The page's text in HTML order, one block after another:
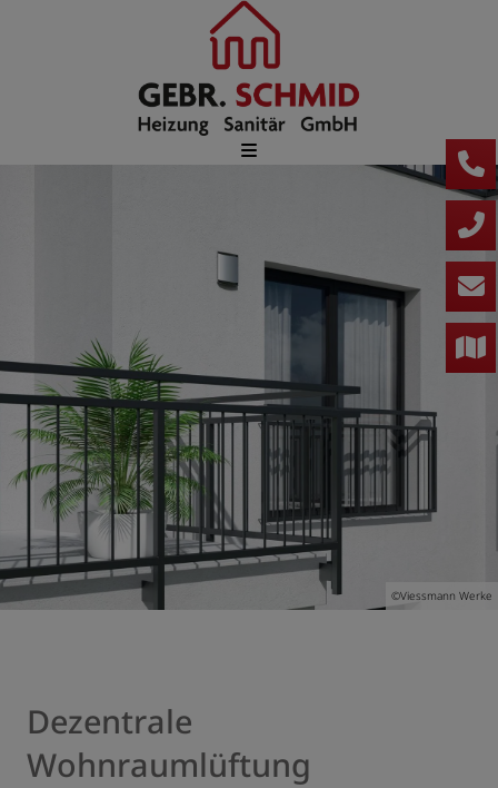
©Viessmann Werke
Dezentrale
Wohnraumlüftung